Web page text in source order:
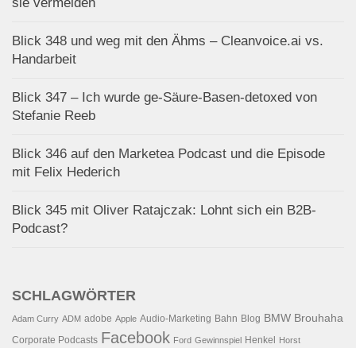
Blick 348 und weg mit den Ähms – Cleanvoice.ai vs.
Handarbeit
Blick 347 – Ich wurde ge-Säure-Basen-detoxed von
Stefanie Reeb
Blick 346 auf den Marketea Podcast und die Episode
mit Felix Hederich
Blick 345 mit Oliver Ratajczak: Lohnt sich ein B2B-
Podcast?
SCHLAGWÖRTER
Adam Curry ADM adobe Apple Audio-Marketing Bahn Blog BMW Brouhaha
Corporate Podcasts Facebook Ford Gewinnspiel Henkel Horst